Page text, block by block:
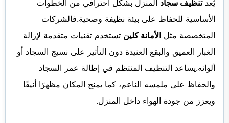
يُعدتنظيف سجاد المنزل بشكل احترافي من الخطوات
الأساسية للحفاظ على بيئة نظيفة وصحية.فالشركات
المتخصصة مثل الأمانة كلين تستخدم تقنيات متقدمة لإزالة
الغبار العميق والبقع العنيدة دون التأثير على نسيج السجاد أو
ألوانه.يساعد التنظيف المنتظم في إطالة عمر السجاد
والحفاظ على ملمسه الناعم، كما يمنح المكان مظهرًا أنيقًا
ويعزز من جودة الهواء داخل المنزل.